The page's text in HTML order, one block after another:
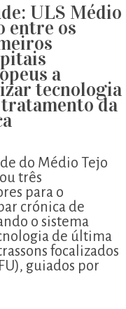
ULS Médio
entre os
a
tecnologia
da
do Médio Tejo
três
para o
crónica de
o sistema
de última
focalizados
guiados por